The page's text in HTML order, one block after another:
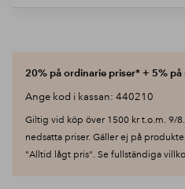
20% på ordinarie priser* + 5%
Ange kod i kassan: 440210
Giltig vid köp över 1500 kr t.o.m. 9/
nedsatta priser. Gäller ej på
"Alltid lågt pris". Se fullständiga